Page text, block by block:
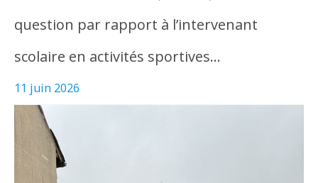
question par rapport à l’intervenant
scolaire en activités sportives…
11 juin 2026